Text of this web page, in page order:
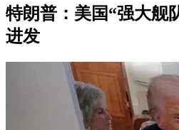
特朗普：美国“强大舰
进发